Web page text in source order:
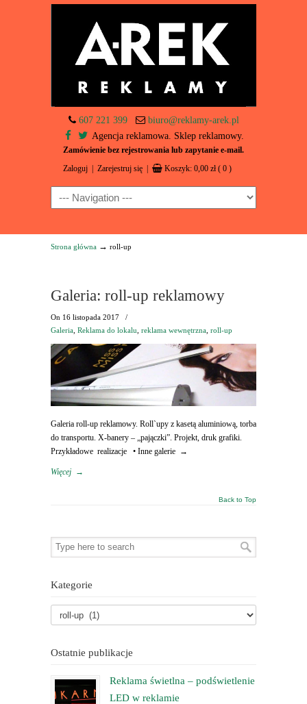
607 221 399
biuro@reklamy-arek.pl
Agencja reklamowa. Sklep reklamowy.
Zamówienie bez rejestrowania lub zapytanie e-mail.
Zaloguj Zarejestruj się Koszyk: 0,00 zł ( 0 )
Navigation
Strona główna → roll-up
Galeria: roll-up reklamowy
On 16 listopada 2017
/
Galeria Reklama do lokalu reklama wewnętrzna roll-up
Galeria roll-up reklamowy. Roll`upy z kasetą aluminiową, torba
do transportu. X-banery – „pajączki”. Projekt, druk grafiki.
Przykładowe realizacje • Inne galerie →
Więcej →
Back to Top
Kategorie
Ostatnie publikacje
Reklama świetlna – podświetlenie
LED w reklamie